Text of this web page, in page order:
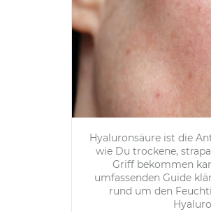
Hyaluronsäure ist die
wie Du trockene,
Griff bekommen
umfassenden Guide
rund um den